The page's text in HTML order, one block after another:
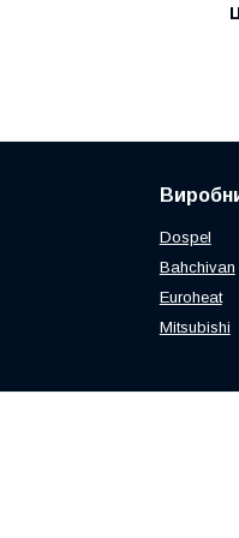
Dospel
Bahchivan
Euroheat
Mitsubishi